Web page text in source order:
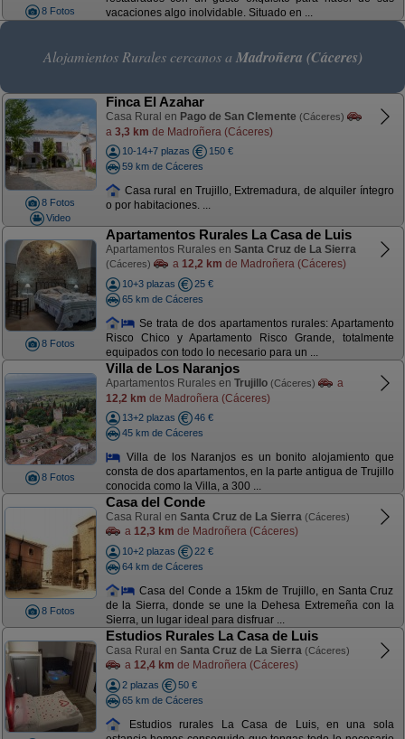
8 Fotos
vacaciones algo inolvidable. Situado en ...
Alojamientos Rurales cercanos a Madroñera (Cáceres)
8 Fotos
Video
Finca El Azahar
Casa Rural en Pago de San Clemente (Cáceres)
a 3,3 km de Madroñera (Cáceres)
10-14+7 plazas
150 €
59 km de Cáceres
Casa rural en Trujillo, Extremadura, de alquiler íntegro
o por habitaciones. ...
8 Fotos
Apartamentos Rurales La Casa de Luis
Apartamentos Rurales en Santa Cruz de La Sierra
(Cáceres) a 12,2 km de Madroñera (Cáceres)
10+3 plazas
25 €
65 km de Cáceres
Se trata de dos apartamentos rurales: Apartamento
Risco Chico y Apartamento Risco Grande, totalmente
equipados con todo lo necesario para un ...
8 Fotos
Villa de Los Naranjos
Apartamentos Rurales en Trujillo (Cáceres)
a
12,2 km de Madroñera (Cáceres)
13+2 plazas
46 €
45 km de Cáceres
Villa de los Naranjos es un bonito alojamiento que
consta de dos apartamentos, en la parte antigua de Trujillo
conocida como la Villa, a 300 ...
8 Fotos
Casa del Conde
Casa Rural en Santa Cruz de La Sierra (Cáceres)
a 12,3 km de Madroñera (Cáceres)
10+2 plazas
22 €
64 km de Cáceres
Casa del Conde a 15km de Trujillo, en Santa Cruz
de la Sierra, donde se une la Dehesa Extremeña con la
Sierra, un lugar ideal para disfruar ...
Estudios Rurales La Casa de Luis
Casa Rural en Santa Cruz de La Sierra (Cáceres)
a 12,4 km de Madroñera (Cáceres)
2 plazas
50 €
65 km de Cáceres
Estudios rurales La Casa de Luis, en una sola